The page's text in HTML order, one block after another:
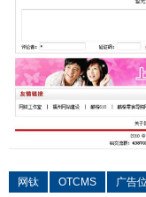
网钛 OTCMS 广告位